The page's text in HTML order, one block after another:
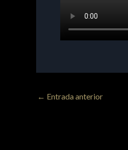
← Entrada anterior